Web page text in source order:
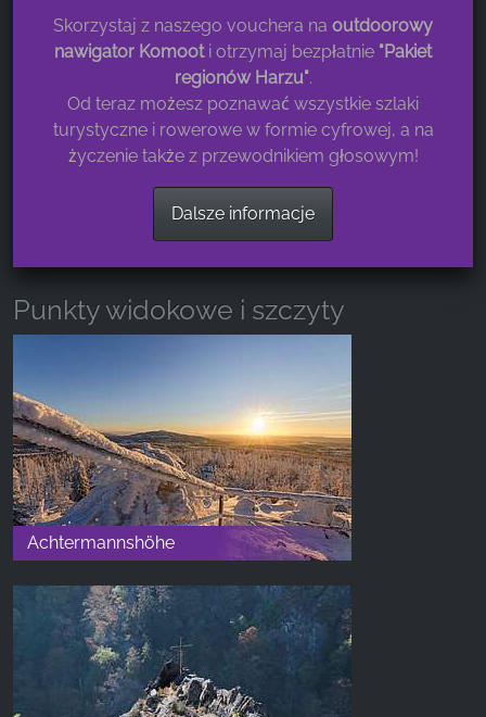
Straßen
Bahnstrecken
Nationalpark
/ Geopark
Bundesländer
Lkrs. Harz
Lkrs.
Südharz
Lkrs.
Nordhausen
& Gipfel
Kirchen & Klöster
Aussichtspunkte
Welterbe Goslar
Welterbe
Wasserwirtschaft
Skorzystaj z naszego vouchera na outdoorowy
nawigator Komooti otrzymaj bezpłatnie "Pakiet
regionów Harzu".
Od teraz możesz poznawać wszystkie szlaki
turystyczne i rowerowe w formie cyfrowej, a na
życzenie także z przewodnikiem głosowym!
Dalsze informacje
Punkty widokowe i szczyty
Achtermannshöhe
Facebook Pixel
_fbp, fr, _fbq, fbq
Provider:
Pomiar reklam i marketing
3 miesiące - 1 rok
STATYSTYKI
Statystyczne pliki cookie zbierają informacje
anonimowo. Informacje te pomagają nam
zrozumieć, w jaki sposób odwiedzający korzystają
z naszej witryny.
Name:
_ga, _gid, _gac_gb_
Provider:
Google LLC